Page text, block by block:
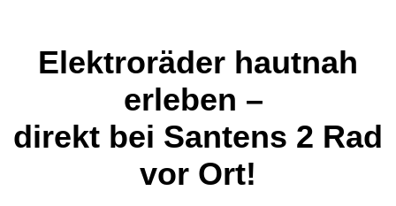
Elektroräder hautnah
erleben –
direkt bei Santens 2 Rad
vor Ort!